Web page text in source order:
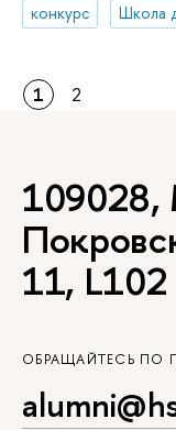
конкурс
Школа
1 2
109028,
11, L102
ОБРАЩАЙТЕСЬ ПО